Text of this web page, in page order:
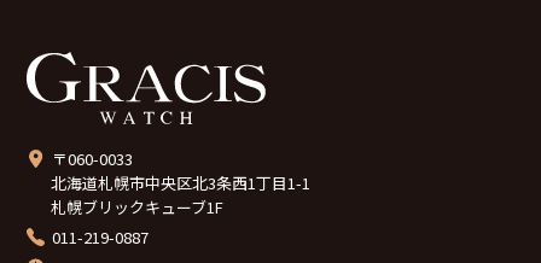
〒060-0033
北海道札幌市中央区北3条西1丁目1-1
札幌ブリックキューブ1F
011-219-0887